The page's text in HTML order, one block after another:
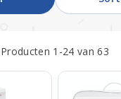
Producten 1 -24 van63